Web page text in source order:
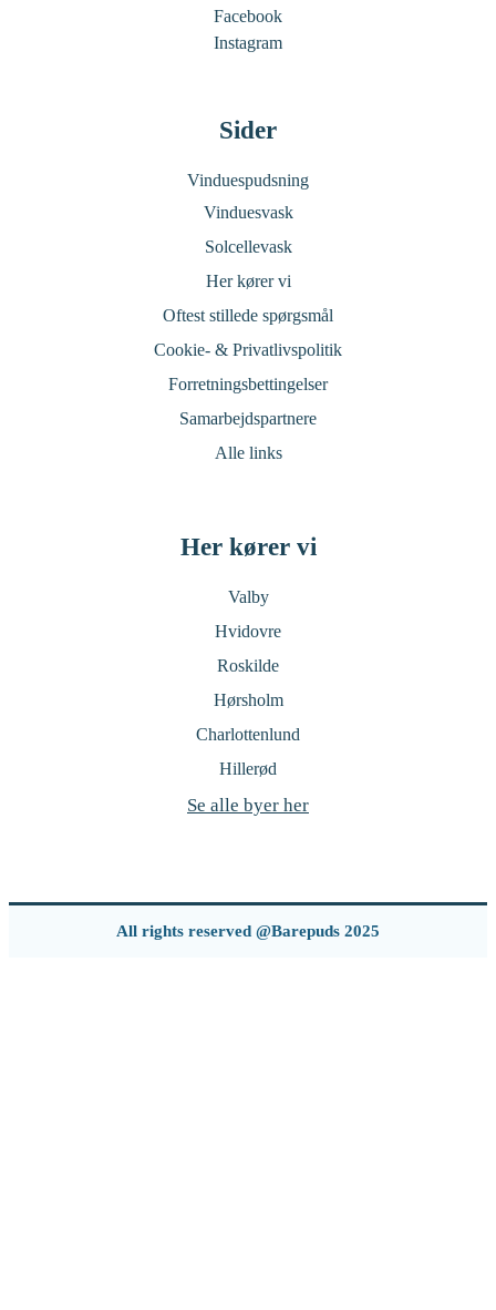
Facebook
Instagram
Sider
Vinduespudsning
Vinduesvask
Solcellevask
Her kører vi
Oftest stillede spørgsmål
Cookie- & Privatlivspolitik
Forretningsbettingelser
Samarbejdspartnere
Alle links
Her kører vi
Valby
Hvidovre
Roskilde
Hørsholm
Charlottenlund
Hillerød
Se alle byer her
All rights reserved @Barepuds 2025